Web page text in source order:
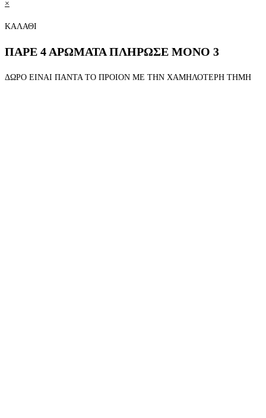
×
ΚΑΛΑΘΙ
ΠΑΡΕ 4 ΑΡΩΜΑΤΑ ΠΛΗΡΩΣΕ ΜΟΝΟ 3
ΔΩΡΟ ΕΙΝΑΙ ΠΑΝΤΑ ΤΟ ΠΡΟΙΟΝ ΜΕ ΤΗΝ ΧΑΜΗΛΟΤΕΡΗ ΤΗΜΗ